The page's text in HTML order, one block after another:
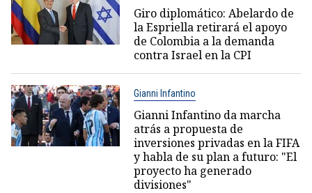
Giro diplomático: Abelardo de
la Espriella retirará el apoyo
de Colombia a la demanda
contra Israel en la CPI
Gianni Infantino
Gianni Infantino da marcha
atrás a propuesta de
inversiones privadas en la FIFA
y habla de su plan a futuro: "El
proyecto ha generado
divisiones"